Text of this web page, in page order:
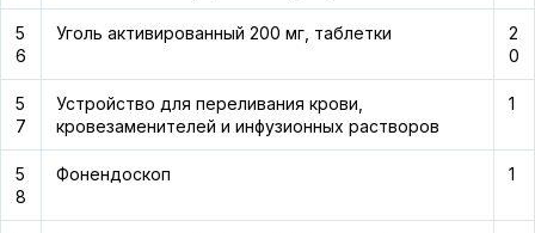
5
6
Уголь активированный 200 мг, таблетки
2
0
5
7
Устройство для переливания крови,
кровезаменителей и инфузионных растворов
1
5
8
Фонендоскоп 1